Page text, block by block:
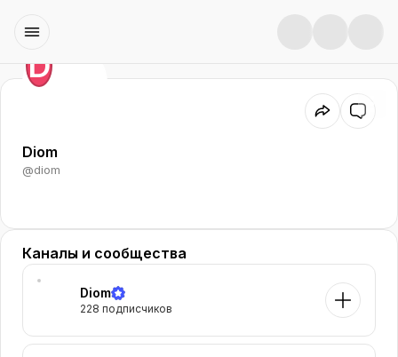
D
Diom
@diom
Каналы и сообщества
Diom
228 подписчиков